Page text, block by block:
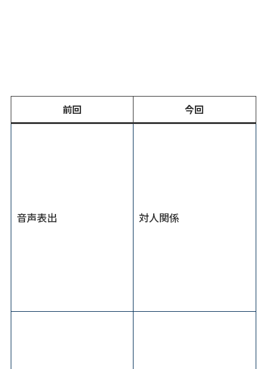
前回 今回
音声表出 対人関係